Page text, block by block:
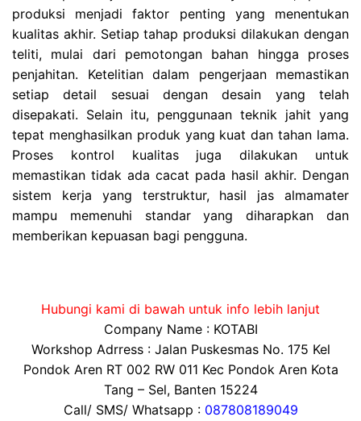
produksi menjadi faktor penting yang menentukan
kualitas akhir. Setiap tahap produksi dilakukan dengan
teliti, mulai dari pemotongan bahan hingga proses
penjahitan. Ketelitian dalam pengerjaan memastikan
setiap detail sesuai dengan desain yang telah
disepakati. Selain itu, penggunaan teknik jahit yang
tepat menghasilkan produk yang kuat dan tahan lama.
Proses kontrol kualitas juga dilakukan untuk
memastikan tidak ada cacat pada hasil akhir. Dengan
sistem kerja yang terstruktur, hasil jas almamater
mampu memenuhi standar yang diharapkan dan
memberikan kepuasan bagi pengguna.
Hubungi kami di bawah untuk info lebih lanjut
Company Name : KOTABI
Workshop Adrress : Jalan Puskesmas No. 175 Kel
Pondok Aren RT 002 RW 011 Kec Pondok Aren Kota
Tang – Sel, Banten 15224
Call/ SMS/ Whatsapp : 087808189049